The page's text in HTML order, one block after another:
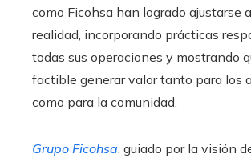
como Ficohsa han logrado ajustarse
realidad, incorporando prácticas
todas sus operaciones y mostrando
factible generar valor tanto para los
como para la comunidad.
Grupo Ficohsa, guiado por la visión